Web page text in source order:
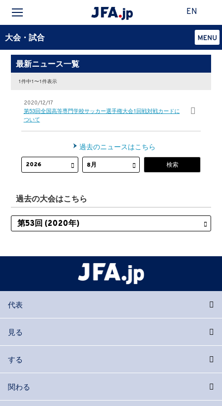
EN
大会・試合
最新ニュース一覧
1件中1〜1件表示
2020/12/17
第53回全国高等専門学校サッカー選手権大会1回戦対戦カードに
ついて
過去のニュースはこちら
過去の大会はこちら
代表
見る
する
関わる